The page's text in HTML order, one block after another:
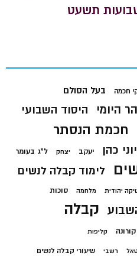
תשעט
חכמה בעל הסולם
היומי היסוד השבועי
חכמת הנסתר
יוני כהן יעקב יצחק ל"ג בעומר
לימוד קבלה לנשים
יהודית מלחמה סוכות
קבלה
קורונה קליפות
רשבי שיעורי קבלה לנשים